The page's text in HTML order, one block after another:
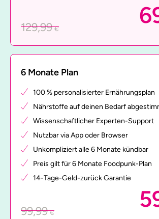
129,99 €
6 Monate Plan
100 % personalisierter Ernährungsplan
Nährstoffe auf deinen Bedarf
Wissenschaftlicher Experten-Support
Nutzbar via App oder Browser
Unkompliziert alle 6 Monate kündbar
Preis gilt für 6 Monate Foodpunk-Plan
14-Tage-Geld-zurück Garantie
99,99 €